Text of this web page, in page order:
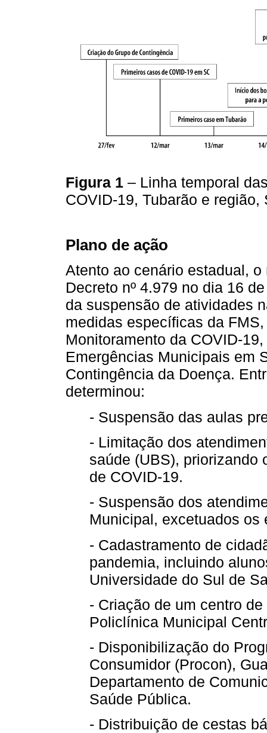
Figura 1 – Linha temporal
COVID-19, Tubarão e
Plano de ação
Atento ao cenário estadual,
Decreto nº 4.979 no dia 16
da suspensão de atividades
medidas específicas da
Monitoramento da COVID-
Emergências Municipais em
Contingência da Doença.
determinou:
- Suspensão das aulas
- Limitação dos
saúde (UBS), priorizando
de COVID-19.
- Suspensão dos
Municipal, excetuados os
- Cadastramento de
pandemia, incluindo
Universidade do Sul de
- Criação de um centro
Policlínica Municipal
- Disponibilização do
Consumidor (Procon),
Departamento de
Saúde Pública.
- Distribuição de cestas